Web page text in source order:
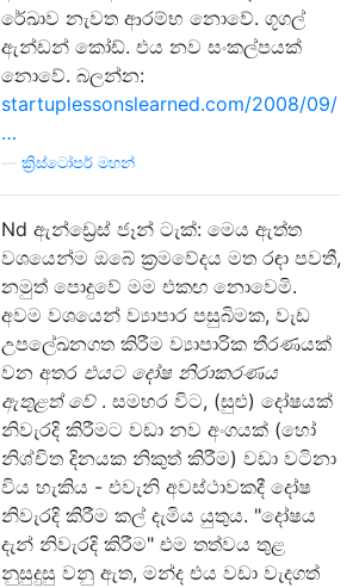
රේඛාව නැවත ආරම්භ නොවේ. ගූගල්
ඇන්ඩන් කෝඩ්. එය නව සංකල්පයක්
නොවේ. බලන්න:
startuplessonslearned.com/2008/09/
…
ක්‍රිස්ටෝපර් මහන්
Nd ඇන්ඩ්‍රෙස් ජෑන් ටැක්: මෙය ඇත්ත
වශයෙන්ම ඔබේ ක්‍රමවේදය මත රඳා පවතී,
නමුත් පොදුවේ මම එකඟ නොවෙමි.
අවම වශයෙන් ව්‍යාපාර පසුබිමක, වැඩ
උපලේඛනගත කිරීම ව්‍යාපාරික තීරණයක්
වන අතර එයට දෝෂ නිරාකරණය
ඇතුළත් වේ. සමහර විට, (සුළු) දෝෂයක්
නිවැරදි කිරීමට වඩා නව අංගයක් (හෝ
නිශ්චිත දිනයක නිකුත් කිරීම) වඩා වටිනා
විය හැකිය - එවැනි අවස්ථාවකදී දෝෂ
නිවැරදි කිරීම කල් දැමිය යුතුය. "දෝෂය
දැන් නිවැරදි කිරීම" එම තත්වය තුළ
නුසුදුසු වනු ඇත, මන්ද එය වඩා වැදගත්